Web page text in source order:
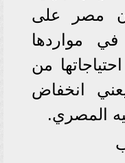
أن مصر على
مواردها
من
انخفاض
المصري.